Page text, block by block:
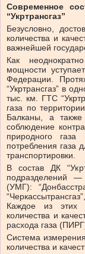
Современное
“Укртрансгаз”
Безусловно,
количества и
важнейшей
Как
мощности
Федерации.
“Укртрансгаз” в
тыс. км. ГТС
газа по
Балканы, а
соблюдение
природного
потребления газа
транспортировки.
В состав ДК
подразделений —
(УМГ):
Каждое из этих
количества и
расхода газа
Система
количества и